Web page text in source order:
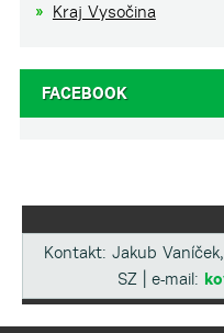
Kraj Vysočina
FACEBOOK
Kontakt: Jakub
SZ | e-mail: